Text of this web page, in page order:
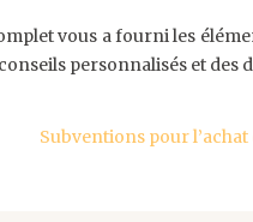
vous a fourni les
personnalisés et des
Subventions pour